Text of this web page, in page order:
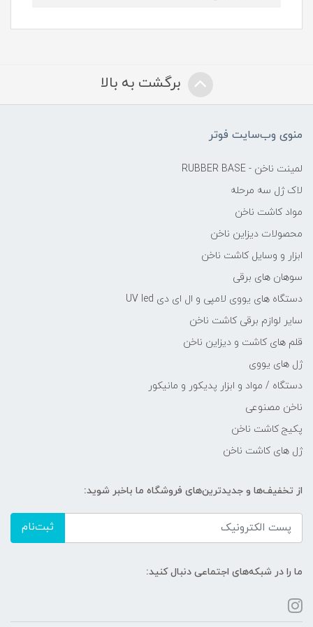
برگشت به بالا
منوی وب‌سایت فوتر
لمینت ناخن - RUBBER BASE
لاک ژل سه مرحله
مواد کاشت ناخن
محصولات دیزاین ناخن
ابزار و وسایل کاشت ناخن
سوهان های برقی
دستگاه های یووی لامپی و ال ای دی UV led
سایر لوازم برقی کاشت ناخن
قلم های کاشت و دیزاین ناخن
ژل های یووی
دستگاه / مواد و ابزار پدیکور و مانیکور
ناخن مصنوعی
پکیج کاشت ناخن
ژل های کاشت ناخن
از تخفیف‌ها و جدیدترین‌های فروشگاه ما باخبر شوید:
ثبت‌نام
ما را در شبکه‌های اجتماعی دنبال کنید: